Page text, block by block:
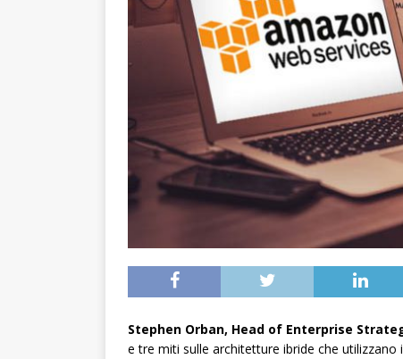
Stephen Orban, Head of Enterprise
e tre miti sulle architetture ibride che utilizzano